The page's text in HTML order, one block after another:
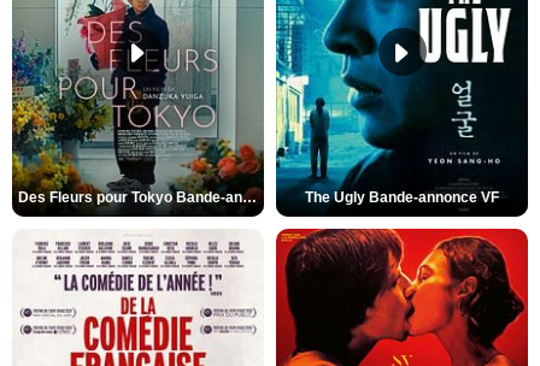
Des Fleurs pour Tokyo Bande-annonce VO STFR The Ugly Bande-annonce VF